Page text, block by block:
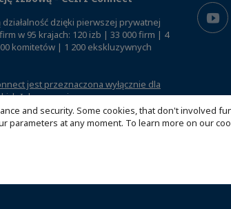
and security. Some cookies, that don't involved
parameters at any moment. To learn more on our
dzięki pierwszej prywatnej
w 95 krajach: 120 izb | 33 000 firm | 4
komitetów | 1 200 ekskluzywnych
jest przeznaczona wyłącznie dla
Izb za granicą.